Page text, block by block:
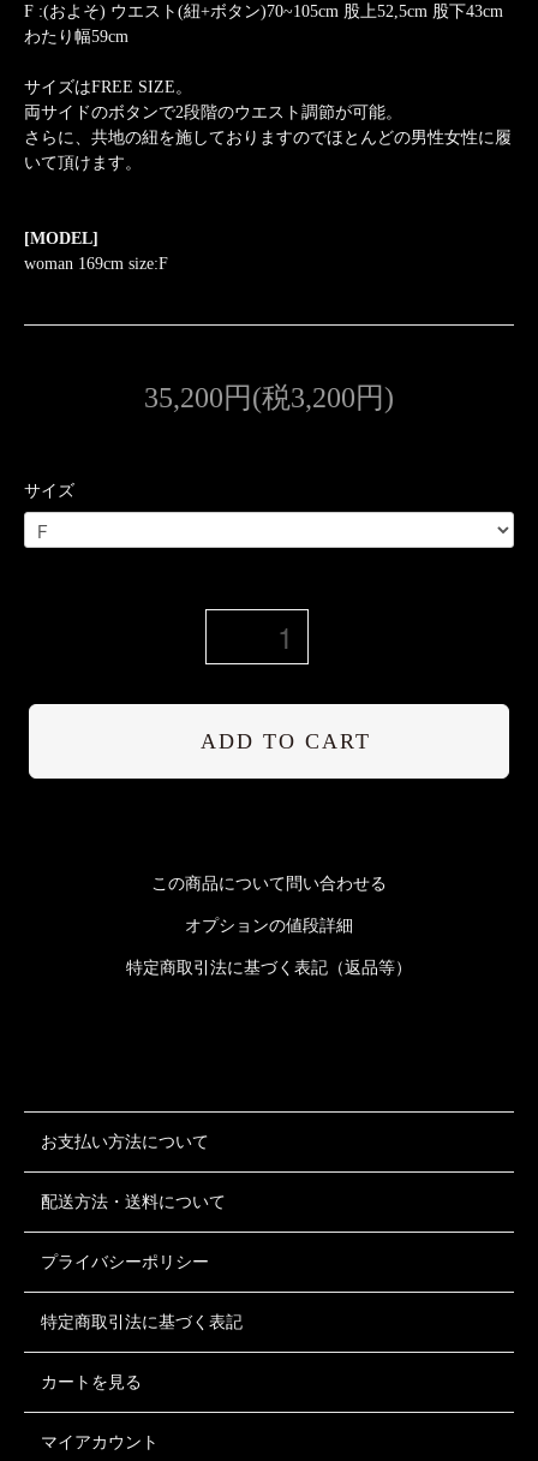
F :(およそ) ウエスト(紐+ボタン)70~105cm 股上52,5cm 股下43cm
わたり幅59cm
サイズはFREE SIZE。
両サイドのボタンで2段階のウエスト調節が可能。
さらに、共地の紐を施しておりますのでほとんどの男性女性に履
いて頂けます。
[MODEL]
woman 169cm size:F
35,200円(税3,200円)
サイズ
ADD TO CART
この商品について問い合わせる
オプションの値段詳細
特定商取引法に基づく表記（返品等）
お支払い方法について
配送方法・送料について
プライバシーポリシー
特定商取引法に基づく表記
カートを見る
マイアカウント